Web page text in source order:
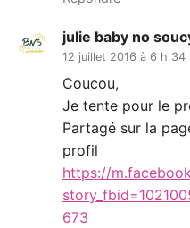
julie baby no
12 juillet 2016 à 6 h 34
Coucou,
Je tente pour le
Partagé sur la
profil
https://
673